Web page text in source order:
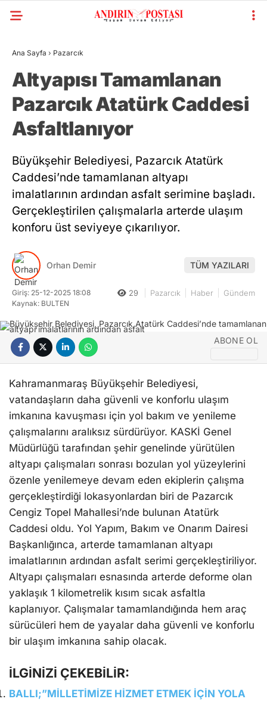
Ana Sayfa › Pazarcık
Altyapısı Tamamlanan
Pazarcık Atatürk Caddesi
Asfaltlanıyor
Büyükşehir Belediyesi, Pazarcık Atatürk
Caddesi’nde tamamlanan altyapı
imalatlarının ardından asfalt serimine başladı.
Gerçekleştirilen çalışmalarla arterde ulaşım
konforu üst seviyeye çıkarılıyor.
Orhan Demir TÜM YAZILARI
Giriş: 25-12-2025 18:08
Kaynak: BULTEN
29 Pazarcık Haber Gündem
ABONE OL
Kahramanmaraş Büyükşehir Belediyesi,
vatandaşların daha güvenli ve konforlu ulaşım
imkanına kavuşması için yol bakım ve yenileme
çalışmalarını aralıksız sürdürüyor. KASKİ Genel
Müdürlüğü tarafından şehir genelinde yürütülen
altyapı çalışmaları sonrası bozulan yol yüzeylerini
özenle yenilemeye devam eden ekiplerin çalışma
gerçekleştirdiği lokasyonlardan biri de Pazarcık
Cengiz Topel Mahallesi’nde bulunan Atatürk
Caddesi oldu. Yol Yapım, Bakım ve Onarım Dairesi
Başkanlığınca, arterde tamamlanan altyapı
imalatlarının ardından asfalt serimi gerçekleştiriliyor.
Altyapı çalışmaları esnasında arterde deforme olan
yaklaşık 1 kilometrelik kısım sıcak asfaltla
kaplanıyor. Çalışmalar tamamlandığında hem araç
sürücüleri hem de yayalar daha güvenli ve konforlu
bir ulaşım imkanına sahip olacak.
İLGİNİZİ ÇEKEBİLİR:
BALLI;”MİLLETİMİZE HİZMET ETMEK İÇİN YOLA